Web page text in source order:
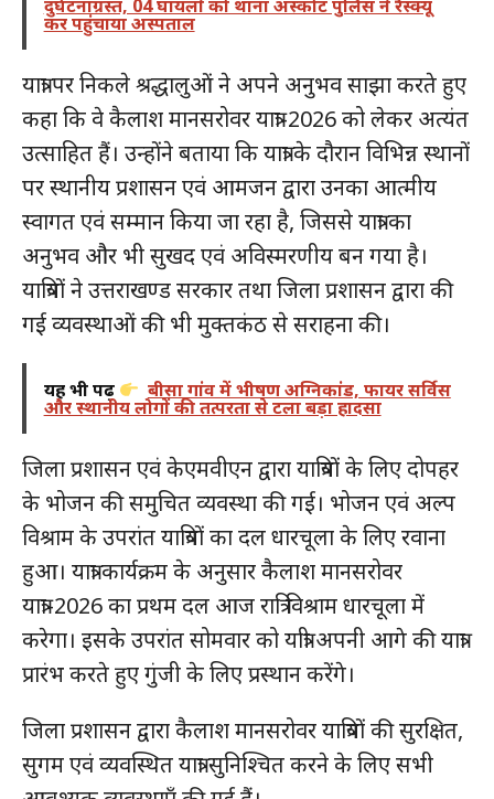
दुर्घटनाग्रस्त, 04 घायलों को थाना अस्कोट पुलिस ने रैस्क्यू
कर पहुंचाया अस्पताल
यात्रा पर निकले श्रद्धालुओं ने अपने अनुभव साझा करते हुए
कहा कि वे कैलाश मानसरोवर यात्रा-2026 को लेकर अत्यंत
उत्साहित हैं। उन्होंने बताया कि यात्रा के दौरान विभिन्न स्थानों
पर स्थानीय प्रशासन एवं आमजन द्वारा उनका आत्मीय
स्वागत एवं सम्मान किया जा रहा है, जिससे यात्रा का
अनुभव और भी सुखद एवं अविस्मरणीय बन गया है।
यात्रियों ने उत्तराखण्ड सरकार तथा जिला प्रशासन द्वारा की
गई व्यवस्थाओं की भी मुक्तकंठ से सराहना की।
यह भी पढ़ें बीसा गांव में भीषण अग्निकांड, फायर सर्विस
और स्थानीय लोगों की तत्परता से टला बड़ा हादसा
जिला प्रशासन एवं केएमवीएन द्वारा यात्रियों के लिए दोपहर
के भोजन की समुचित व्यवस्था की गई। भोजन एवं अल्प
विश्राम के उपरांत यात्रियों का दल धारचूला के लिए रवाना
हुआ। यात्रा कार्यक्रम के अनुसार कैलाश मानसरोवर
यात्रा-2026 का प्रथम दल आज रात्रि विश्राम धारचूला में
करेगा। इसके उपरांत सोमवार को यात्री अपनी आगे की यात्रा
प्रारंभ करते हुए गुंजी के लिए प्रस्थान करेंगे।
जिला प्रशासन द्वारा कैलाश मानसरोवर यात्रियों की सुरक्षित,
सुगम एवं व्यवस्थित यात्रा सुनिश्चित करने के लिए सभी